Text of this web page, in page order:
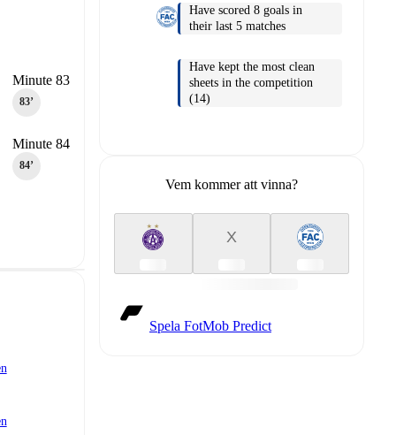
Minute 83
83‎’‎
Minute 84
84‎’‎
Have scored 8 goals in
their last 5 matches
Have kept the most clean
sheets in the competition
(14)
Vem kommer att vinna?
X
Spela FotMob Predict